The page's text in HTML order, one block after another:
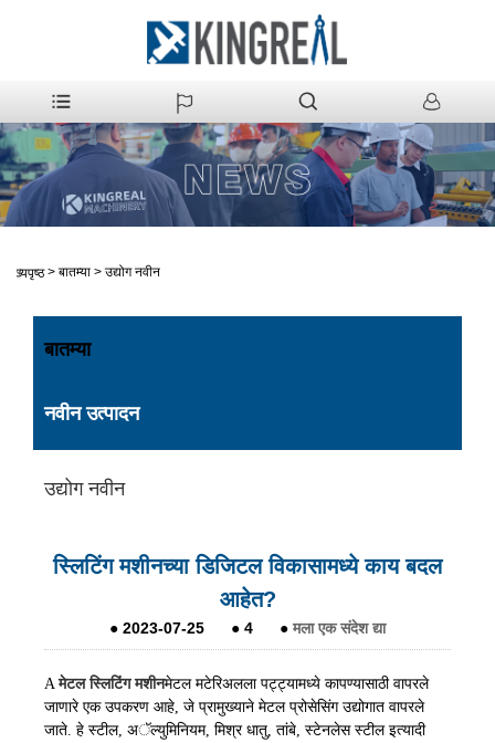
मुख्यपृष्ठ > बातम्या > उद्योग नवीन
बातम्या
नवीन उत्पादन
उद्योग नवीन
स्लिटिंग मशीनच्या डिजिटल विकासामध्ये काय बदल
आहेत?
● 2023-07-25 ● 4 ● मला एक संदेश द्या
Aमेटल स्लिटिंग मशीनमेटल मटेरिअलला पट्ट्यामध्ये कापण्यासाठी वापरले
जाणारे एक उपकरण आहे, जे प्रामुख्याने मेटल प्रोसेसिंग उद्योगात वापरले
जाते. हे स्टील, अॅल्युमिनियम, मिश्र धातु, तांबे, स्टेनलेस स्टील इत्यादी